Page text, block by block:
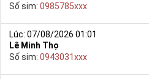
Số sim: 0985785xxx
Lúc: 07/08/2026 01:01
Lê Minh Thọ
Số sim: 0943031xxx